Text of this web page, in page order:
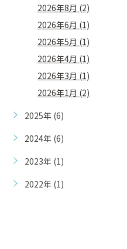
2026年8月 (2)
2026年6月 (1)
2026年5月 (1)
2026年4月 (1)
2026年3月 (1)
2026年1月 (2)
2025年 (6)
2024年 (6)
2023年 (1)
2022年 (1)